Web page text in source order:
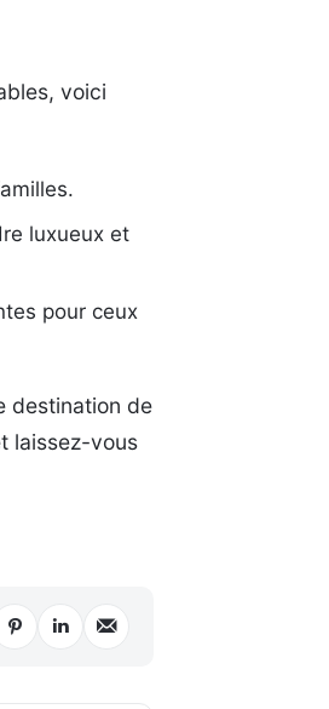
voici
luxueux et
pour ceux
destination de
laissez-vous